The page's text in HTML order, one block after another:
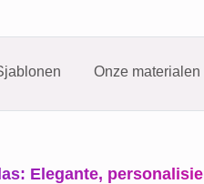
Onze materialen
Elegante,